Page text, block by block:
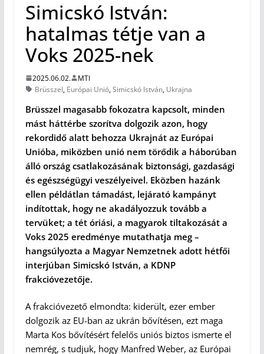
Simicskó István:
hatalmas tétje van a
Voks 2025-nek
2025.06.02.
MTI
Brüsszel, Európai Unió,Simicskó István, Ukrajna
Brüsszel magasabb fokozatra kapcsolt, minden
mást háttérbe szorítva dolgozik azon, hogy
rekordidő alatt behozza Ukrajnát az Euró­pai
Unióba, miközben unió nem törődik a háborúban
álló ország csatlakozásának biztonsági, gazdasági
és egészségügyi veszélyeivel. Eközben hazánk
ellen példátlan támadást, lejárató kampányt
indítottak, hogy ne akadályozzuk tovább a
tervüket; a tét óriási, a magyarok tiltakozását a
Voks 2025 eredménye mutathatja meg –
hangsúlyozta a Magyar Nemzetnek adott hétfői
interjúban Simicskó István, a KDNP
frakcióvezetője.
A frakcióvezető elmondta: kiderült, ezer ember
dolgozik az EU-ban az ukrán bővítésen, ezt maga
Marta Kos bővítésért felelős uniós biztos ismerte el
nemrég, s tudjuk, hogy Manfred Weber, az Európai